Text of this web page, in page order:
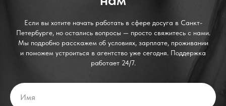
Если вы хотите начать работать в сфере досуга в Санкт-
Петербурге, но остались вопросы — просто свяжитесь с нами.
Мы подробно расскажем об условиях, зарплате, проживании
и поможем устроиться в агентство уже сегодня. Поддержка
работает 24/7.